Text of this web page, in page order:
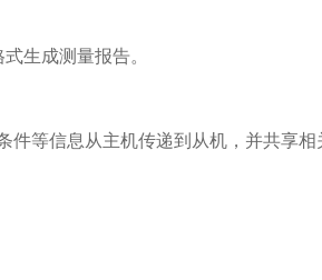
生成测量报告。
等信息从主机传递到从机，并共享相